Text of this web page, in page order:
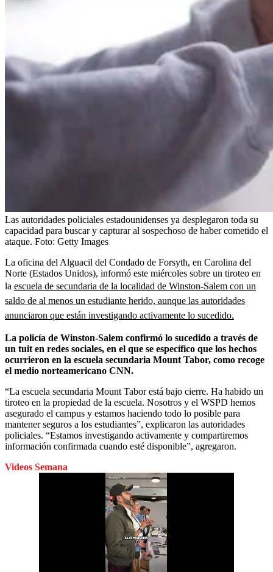
Las autoridades policiales estadounidenses ya desplegaron toda su
capacidad para buscar y capturar al sospechoso de haber cometido el
ataque. Foto: Getty Images
La oficina del Alguacil del Condado de Forsyth, en Carolina del
Norte (Estados Unidos), informó este miércoles sobre un tiroteo en
la escuela de secundaria de la localidad de Winston-Salem con un
saldo de al menos un estudiante herido, aunque las autoridades
anunciaron que están investigando activamente lo sucedido.
La policía de Winston-Salem confirmó lo sucedido a través de
un tuit en redes sociales, en el que se específico que los hechos
ocurrieron en la escuela secundaria Mount Tabor, como recoge
el medio norteamericano CNN.
“La escuela secundaria Mount Tabor está bajo cierre. Ha habido un
tiroteo en la propiedad de la escuela. Nosotros y el WSPD hemos
asegurado el campus y estamos haciendo todo lo posible para
mantener seguros a los estudiantes”, explicaron las autoridades
policiales. “Estamos investigando activamente y compartiremos
información confirmada cuando esté disponible”, agregaron.
Videos Semana